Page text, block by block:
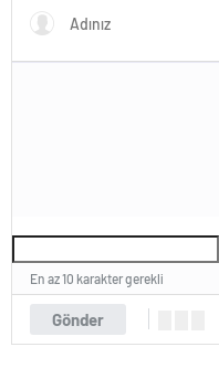
Gönder
En az 10 karakter gerekli